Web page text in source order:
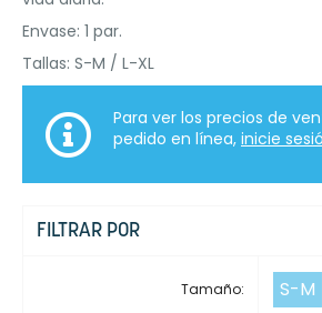
Envase: 1 par.
Tallas: S-M / L-XL
Para ver los precios de
pedido en línea, inicie
FILTRAR POR
Tamaño: S-M